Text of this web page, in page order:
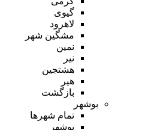
گیوی
لاهرود
مشگین شهر
نمین
نیر
هشتجین
هیر
بازگشت
بوشهر
تمام شهر‌ها
بوشهر